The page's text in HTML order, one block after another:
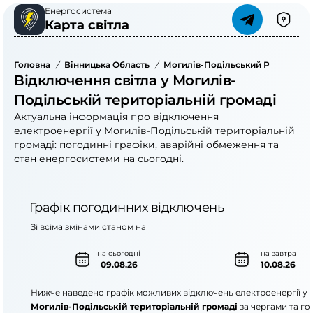
Енергосистема
Карта світла
Головна / Вінницька Область / Могилів-Подільський Район
Відключення світла у Могилів-
Подільській територіальній громаді
Актуальна інформація про відключення
електроенергії у Могилів-Подільській територіальній
громаді: погодинні графіки, аварійні обмеження та
стан енергосистеми на сьогодні.
Графік погодинних відключень
на сьогодні
09.08.26
на завтра
10.08.26
Зі всіма змінами станом на
Нижче наведено графік можливих відключень електроенергії у
Могилів-Подільській територіальній громаді за чергами та